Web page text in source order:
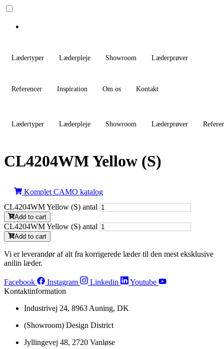
Lædertyper Læderpleje Showroom Læderprøver
Referencer Inspiration Om os Kontakt
Lædertyper Læderpleje Showroom Læderprøver
CL4204WM Yellow (S)
Komplet CAMO katalog
CL4204WM Yellow (S) antal
Add to cart
CL4204WM Yellow (S) antal
Add to cart
Vi er leverandør af alt fra korrigerede læder til den mest eksklusive
anilin læder.
Facebook Instagram Linkedin
Youtube
Kontaktinformation
Industrivej 24, 8963 Auning, DK
(Showroom) Design District
Jyllingevej 48, 2720 Vanløse